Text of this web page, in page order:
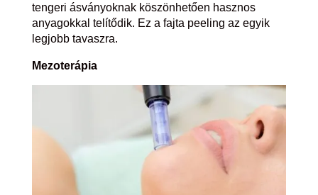
tengeri ásványoknak köszönhetően hasznos
anyagokkal telítődik. Ez a fajta peeling az egyik
legjobb tavaszra.
Mezoterápia